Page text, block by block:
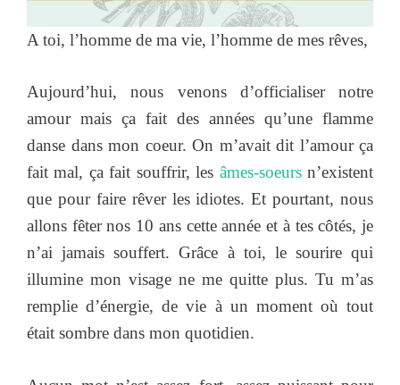
A toi, l’homme de ma vie, l’homme de mes rêves,
Aujourd’hui, nous venons d’officialiser notre
amour mais ça fait des années qu’une flamme
danse dans mon coeur. On m’avait dit l’amour ça
fait mal, ça fait souffrir, les âmes-soeursn’existent
que pour faire rêver les idiotes. Et pourtant, nous
allons fêter nos 10 ans cette année et à tes côtés, je
n’ai jamais souffert. Grâce à toi, le sourire qui
illumine mon visage ne me quitte plus. Tu m’as
remplie d’énergie, de vie à un moment où tout
était sombre dans mon quotidien.